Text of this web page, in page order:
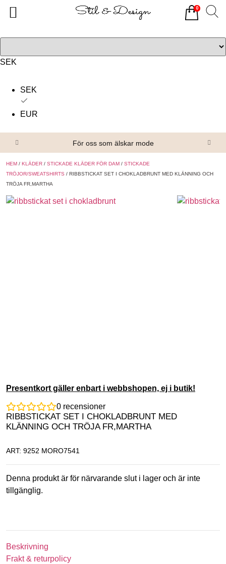
SEK
SEK
EUR
För oss som älskar mode
HEM / KLÄDER / STICKADE KLÄDER FÖR DAM / STICKADE
TRÖJOR/SWEATSHIRTS / RIBBSTICKAT SET I CHOKLADBRUNT MED KLÄNNING OCH
TRÖJA FR,MARTHA
Presentkort gäller enbart i webbshopen, ej i butik!
0 recensioner
RIBBSTICKAT SET I CHOKLADBRUNT MED
KLÄNNING OCH TRÖJA FR,MARTHA
ART: 9252 MORO7541
Denna produkt är för närvarande slut i lager och är inte
tillgänglig.
Beskrivning
Frakt & returpolicy
0
Alla produkter
Om oss